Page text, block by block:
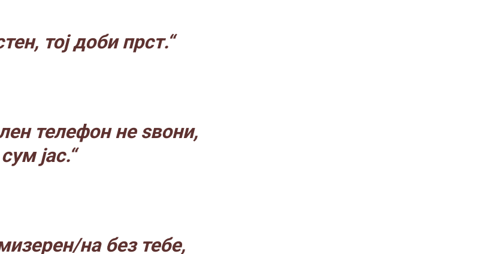
тој доби прст.“
телефон не ѕвони,
јас.“
на без тебе,